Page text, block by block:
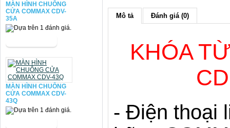
MÀN HÌNH CHUÔNG
CỬA COMMAX CDV-
35A
MÀN HÌNH CHUÔNG
CỬA COMMAX CDV-
43Q
Mô tả Đánh giá (0)
KHÓA
- Điện thoại